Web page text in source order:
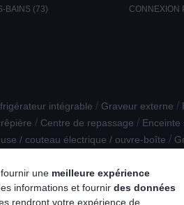
une meilleure expérience
informations et fournir des données
rendront votre expérience de
BAINS (73)
CONNEXION
intégrable / Graveur externe /
/ Centre de repassage / Enceinte
/ couteau électrique / ouvre-boîte /